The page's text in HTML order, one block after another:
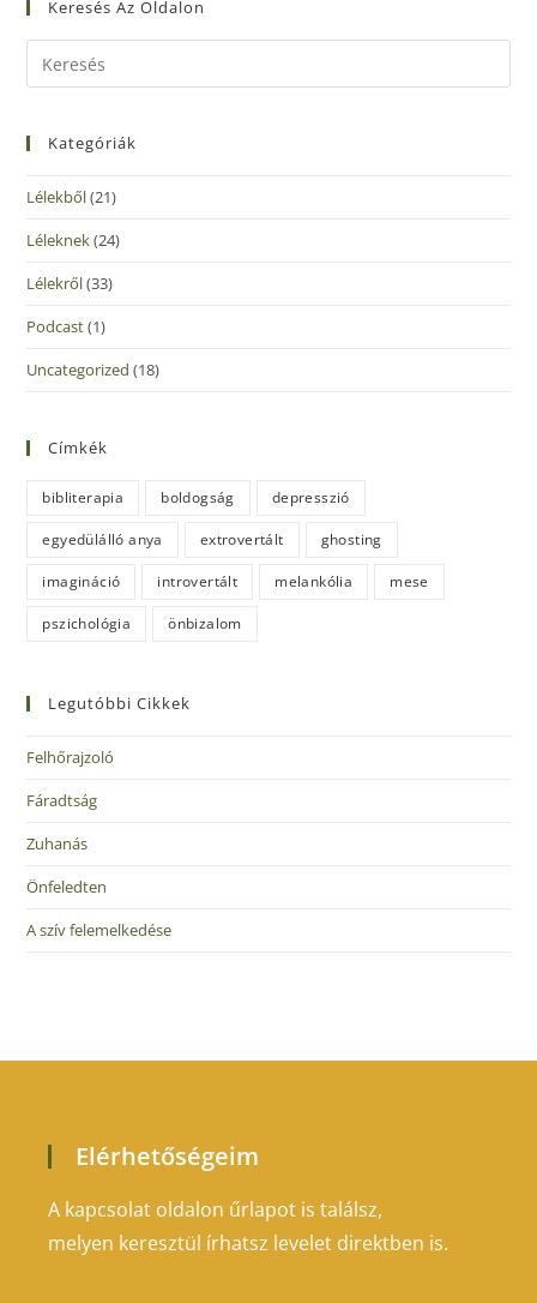
Keresés Az Oldalon
Kategóriák
Lélekből(21)
Léleknek(24)
Lélekről(33)
Podcast(1)
Uncategorized (18)
Címkék
bibliterapia boldogság depresszió
egyedülálló anya extrovertált ghosting
imagináció introvertált melankólia mese
pszichológia önbizalom
Legutóbbi Cikkek
Felhőrajzoló
Fáradtság
Zuhanás
Önfeledten
A szív felemelkedése
Elérhetőségeim
A kapcsolat oldalon űrlapot is találsz,
melyen keresztül írhatsz levelet direktben is.